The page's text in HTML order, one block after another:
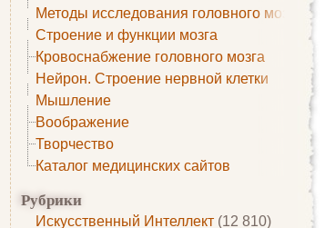
Методы исследования головного мозга
Строение и функции мозга
Кровоснабжение головного мозга
Нейрон. Строение нервной клетки
Мышление
Воображение
Творчество
Каталог медицинских сайтов
Рубрики
Искусственный Интеллект (12 810)